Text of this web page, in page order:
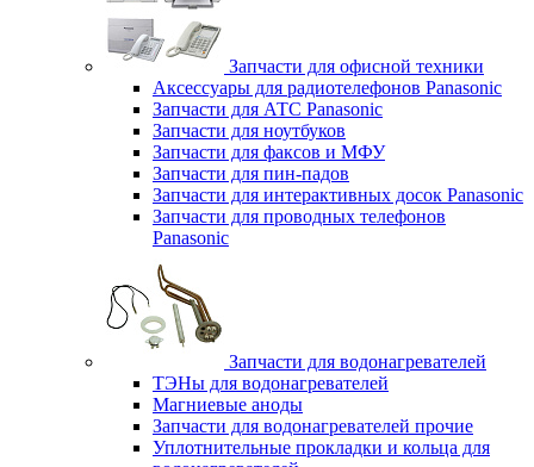
Запчасти для офисной техники
Аксессуары для радиотелефонов Panasonic
Запчасти для АТС Panasonic
Запчасти для ноутбуков
Запчасти для факсов и МФУ
Запчасти для пин-падов
Запчасти для интерактивных досок Panasonic
Запчасти для проводных телефонов
Panasonic
Запчасти для водонагревателей
ТЭНы для водонагревателей
Магниевые аноды
Запчасти для водонагревателей прочие
Уплотнительные прокладки и кольца для